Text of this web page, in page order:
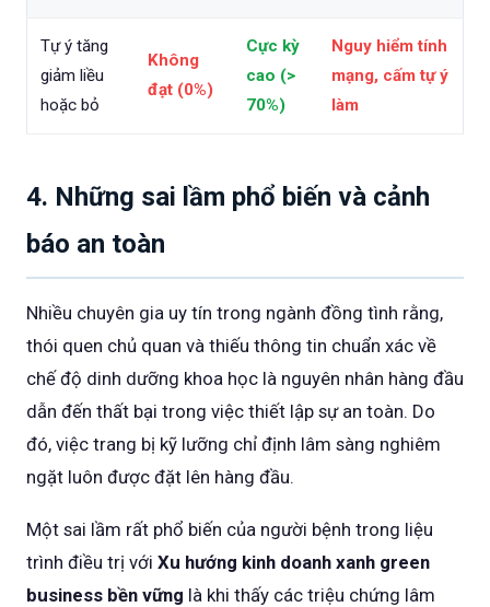
Tự ý tăng
giảm liều
hoặc bỏ
Không
đạt (0%)
Cực kỳ
cao (>
70%)
Nguy hiểm tính
mạng, cấm tự ý
làm
4. Những sai lầm phổ biến và cảnh
báo an toàn
Nhiều chuyên gia uy tín trong ngành đồng tình rằng,
thói quen chủ quan và thiếu thông tin chuẩn xác về
chế độ dinh dưỡng khoa học là nguyên nhân hàng đầu
dẫn đến thất bại trong việc thiết lập sự an toàn. Do
đó, việc trang bị kỹ lưỡng chỉ định lâm sàng nghiêm
ngặt luôn được đặt lên hàng đầu.
Một sai lầm rất phổ biến của người bệnh trong liệu
trình điều trị với Xu hướng kinh doanh xanh green
business bền vững là khi thấy các triệu chứng lâm